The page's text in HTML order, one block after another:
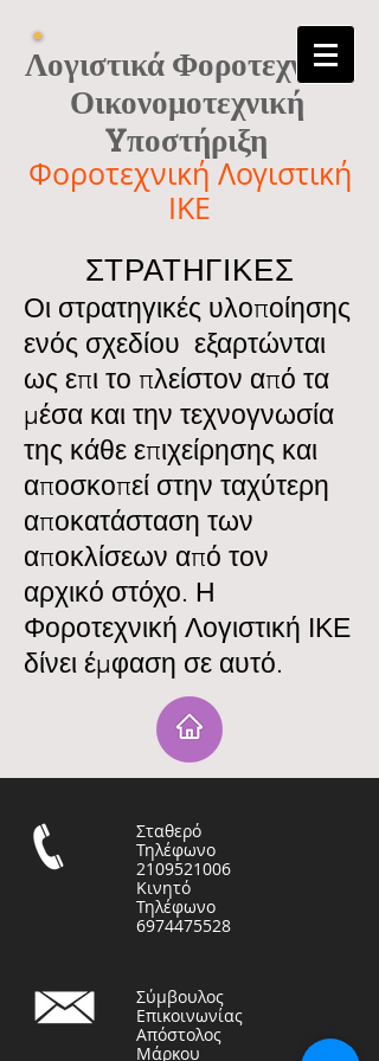
Λογιστικά Φοροτεχνικά
Οικονομοτεχνική
Yποστήριξη
Φοροτεχνική Λογιστική
ΙΚΕ
ΣΤΡΑΤΗΓΙΚΕΣ
Οι στρατηγικές υλοποίησης
ενός σχεδίου εξαρτώνται
ως επι το πλείστον από τα
μέσα και την τεχνογνωσία
της κάθε επιχείρησης και
αποσκοπεί στην ταχύτερη
αποκατάσταση των
αποκλίσεων από τον
αρχικό στόχο. Η
Φοροτεχνική Λογιστική ΙΚΕ
δίνει έμφαση σε αυτό.
Σταθερό
Τηλέφωνο
2109521006
Κινητό
Τηλέφωνο
6974475528
Σύμβουλος
Επικοινωνίας
Απόστολος
Μάρκου